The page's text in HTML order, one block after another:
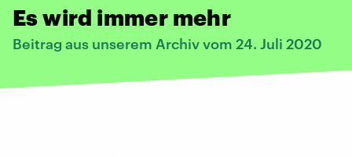
Es wird immer mehr
Beitrag aus unserem Archiv vom 24. Juli 2020